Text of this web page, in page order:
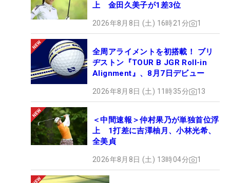
上 金田久美子が1差3位
2026年8月8日 (土) 16時21分 1
全周アライメントを初搭載！ ブリ
ヂストン『TOUR B JGR Roll-in
Alignment』、8月7日デビュー
2026年8月8日 (土) 11時35分 13
＜中間速報＞仲村果乃が単独首位浮
上 1打差に吉澤柚月、小林光希、
全美貞
2026年8月8日 (土) 13時04分 1